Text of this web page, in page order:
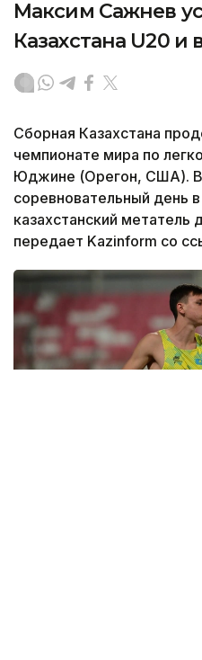
Максим Сажнев
Казахстана U20
Сборная Казахстана
чемпионате мира по
Юджине (Орегон, США). В
соревновательный день
казахстанский
передает Kazinform со